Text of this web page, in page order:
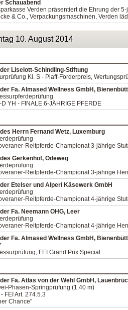
Schauabend
Verden präsentiert die Ehrung der
& Co., Verpackungsmaschinen, Verden
10. August 2014
Liselott-Schindling-Stiftung
Kl. S - Piaff-Förderpreis,
Fa. Almased Wellness GmbH,
YH - FINALE 6-JÄHRIGE PFERDE
Herrn Fernand Wetz, Luxemburg
Reitpferde-Championat 3-jährige
Gerkenhof, Odeweg
Reitpferde-Championat 3-jährige
Etelser und Alperi Käsewerk GmbH
Reitpferde-Championat 4-jährige
Fa. Neemann OHG, Leer
Reitpferde-Championat 4-jährige
Fa. Almased Wellness GmbH,
FEI Grand Prix Special
Fa. Atlas von der Wehl GmbH,
Phasen-Springprüfung (1.40 m)
FEI Art. 274.5.3
Chance"